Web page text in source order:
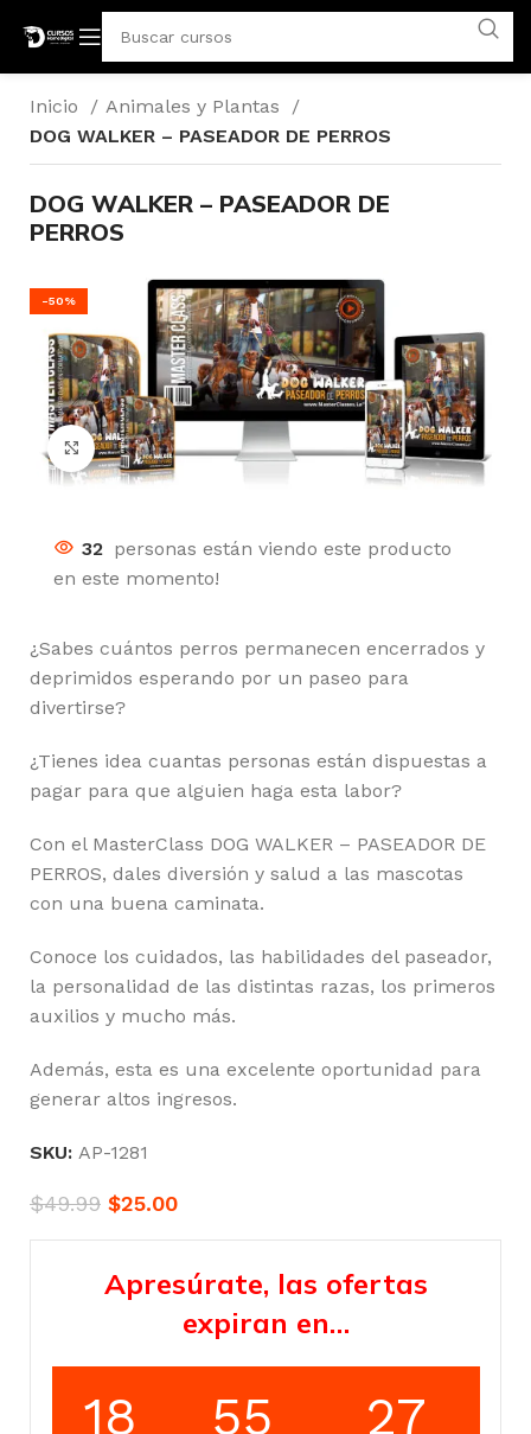
Inicio
Animales y Plantas
DOG WALKER – PASEADOR DE PERROS
DOG WALKER – PASEADOR DE
PERROS
-50%
Click para agrandar
32 personas están viendo este producto
en este momento!
¿Sabes cuántos perros permanecen encerrados y
deprimidos esperando por un paseo para
divertirse?
¿Tienes idea cuantas personas están dispuestas a
pagar para que alguien haga esta labor?
Con el MasterClass DOG WALKER – PASEADOR DE
PERROS, dales diversión y salud a las mascotas
con una buena caminata.
Conoce los cuidados, las habilidades del paseador,
la personalidad de las distintas razas, los primeros
auxilios y mucho más.
Además, esta es una excelente oportunidad para
generar altos ingresos.
SKU: AP-1281
$49.99 $25.00
Apresúrate, las ofertas
expiran en…
18 55 26